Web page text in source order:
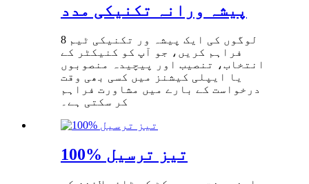
پیشہ ورانہ تکنیکی مدد
8 لوگوں کی ایک پیشہ ور تکنیکی ٹیم
فراہم کریں، جو آپ کو کنیکٹر کے
انتخاب، تنصیب اور پیچیدہ منصوبوں
یا ایپلی کیشنز میں کسی بھی وقت
درخواست کے بارے میں مشاورت فراہم
کر سکتی ہے۔
100% تیز ترسیل